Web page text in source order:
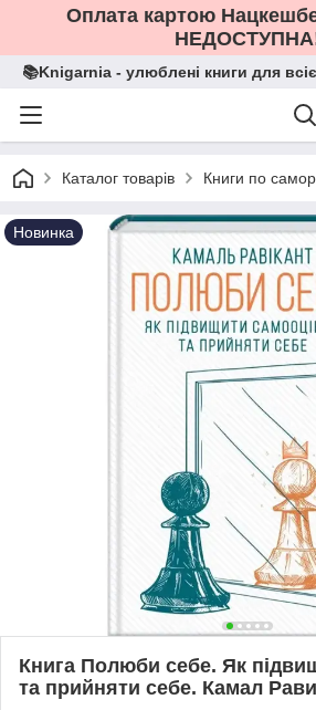
Оплата картою
📚Knigarnia - улюблені книги для
Каталог товарів Книги по
Новинка
Книга Полюби себе. Як
та прийняти себе. Камал